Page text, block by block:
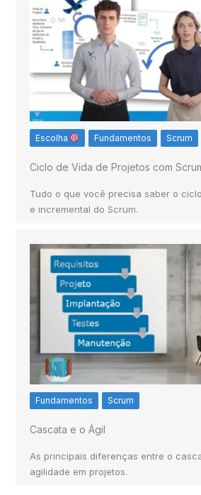
Escolha Fundamentos Scrum
Ciclo de Vida de Projetos com
Tudo o que você precisa saber o
e incremental do Scrum.
Fundamentos Scrum
Cascata e o Ágil
As principais diferenças entre o
agilidade em projetos.